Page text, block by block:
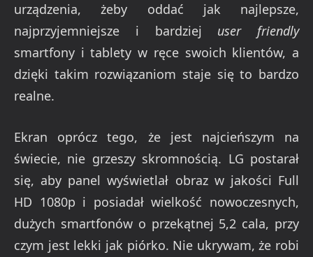
urządzenia, żeby oddać jak najlepsze,
najprzyjemniejsze i bardziej user friendly
smartfony i tablety w ręce swoich klientów, a
dzięki takim rozwiązaniom staje się to bardzo
realne.
Ekran oprócz tego, że jest najcieńszym na
świecie, nie grzeszy skromnością. LG postarał
się, aby panel wyświetlał obraz w jakości Full
HD 1080p i posiadał wielkość nowoczesnych,
dużych smartfonów o przekątnej 5,2 cala, przy
czym jest lekki jak piórko. Nie ukrywam, że robi